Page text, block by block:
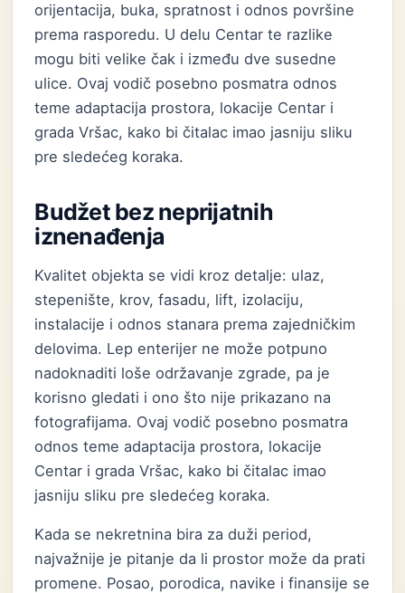
orijentacija, buka, spratnost i odnos površine
prema rasporedu. U delu Centar te razlike
mogu biti velike čak i između dve susedne
ulice. Ovaj vodič posebno posmatra odnos
teme adaptacija prostora, lokacije Centar i
grada Vršac, kako bi čitalac imao jasniju sliku
pre sledećeg koraka.
Budžet bez neprijatnih
iznenađenja
Kvalitet objekta se vidi kroz detalje: ulaz,
stepenište, krov, fasadu, lift, izolaciju,
instalacije i odnos stanara prema zajedničkim
delovima. Lep enterijer ne može potpuno
nadoknaditi loše održavanje zgrade, pa je
korisno gledati i ono što nije prikazano na
fotografijama. Ovaj vodič posebno posmatra
odnos teme adaptacija prostora, lokacije
Centar i grada Vršac, kako bi čitalac imao
jasniju sliku pre sledećeg koraka.
Kada se nekretnina bira za duži period,
najvažnije je pitanje da li prostor može da prati
promene. Posao, porodica, navike i finansije se